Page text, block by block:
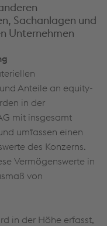
Sachanlagen und
Unternehmen
Anteile an equity-
in der
mit insgesamt
umfassen einen
des Konzerns.
Vermögenswerte in
von
in der Höhe erfasst,